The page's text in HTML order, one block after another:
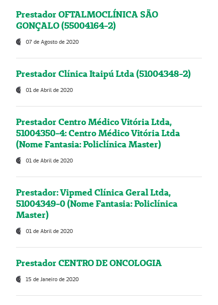
Prestador OFTALMOCLÍNICA SÃO
GONÇALO (55004164-2)
07 de Agosto de 2020
Prestador Clínica Itaipú Ltda (51004348-2)
01 de Abril de 2020
Prestador Centro Médico Vitória Ltda,
51004350-4: Centro Médico Vitória Ltda
(Nome Fantasia: Policlínica Master)
01 de Abril de 2020
Prestador: Vipmed Clínica Geral Ltda,
51004349-0 (Nome Fantasia: Policlínica
Master)
01 de Abril de 2020
Prestador CENTRO DE ONCOLOGIA
15 de Janeiro de 2020